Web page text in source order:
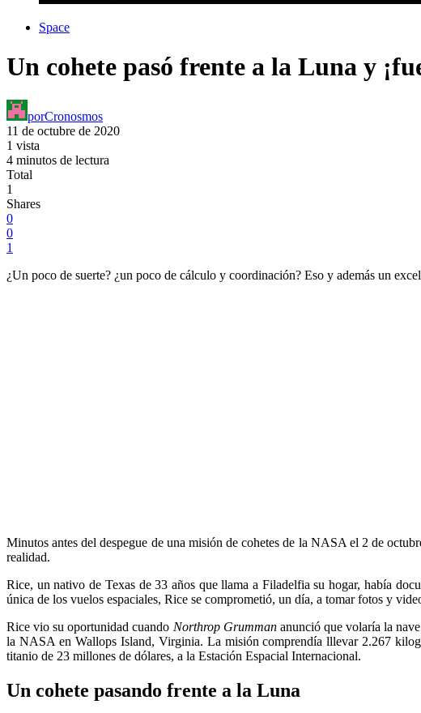
Space
Un cohete pasó frente a la Luna y
porCronosmos
11 de octubre de 2020
1 vista
4 minutos de lectura
Total
1
Shares
0
0
1
¿Un poco de suerte? ¿un poco de cálculo y coordinación? Eso y además un
Minutos antes del despegue de una misión de cohetes de la NASA el 2 de
realidad.
Rice, un nativo de Texas de 33 años que llama a Filadelfia su hogar, había
única de los vuelos espaciales, Rice se comprometió, un día, a tomar fotos y
Rice vio su oportunidad cuando Northrop Grummananunció que volaría la nave
la NASA en Wallops Island, Virginia. La misión comprendía lllevar 2.267
titanio de 23 millones de dólares, a la Estación Espacial Internacional.
Un cohete pasando frente a la Luna